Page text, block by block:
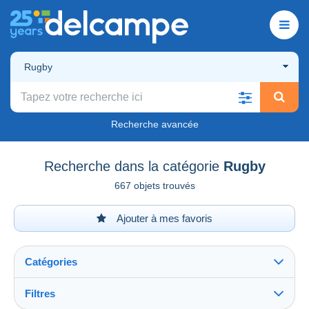
Rugby
Recherche avancée
Recherche dans la catégorie Rugby
667 objets trouvés
Ajouter à mes favoris
Catégories
Filtres